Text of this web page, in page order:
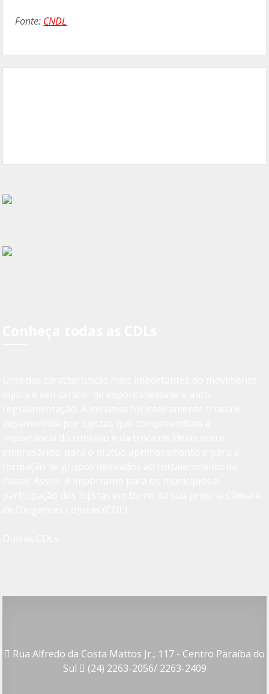
Fonte: CNDL
Rua Alfredo da Costa Mattos Jr., 117 - Centro Paraíba do
Sul
(24) 2263-2056/ 2263-2409